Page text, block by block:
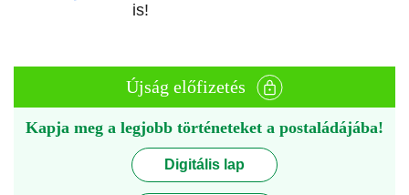
is!
Újság előfizetés
Kapja meg a legjobb történeteket a postaládájába!
Digitális lap